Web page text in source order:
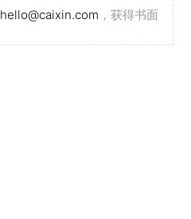
hello@caixin.com ，获得书面